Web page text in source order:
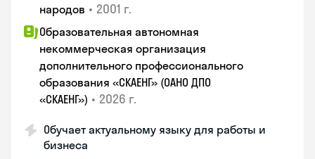
народов • 2001 г.
Образовательная автономная
некоммерческая организация
дополнительного профессионального
образования «СКАЕНГ» (ОАНО ДПО
«СКАЕНГ») • 2026 г.
Обучает актуальному языку для работы и
бизнеса